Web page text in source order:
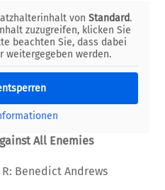
von Standard.
zuzugreifen, klicken Sie
beachten Sie, dass dabei
weitergegeben werden.
All Enemies
R: Benedict Andrews